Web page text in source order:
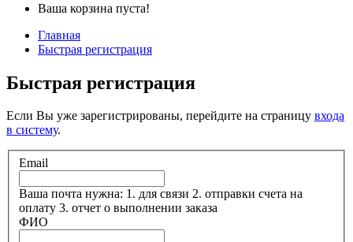
Ваша корзина пуста!
Главная
Быстрая регистрация
Быстрая регистрация
Если Вы уже зарегистрированы, перейдите на страницу входа
в систему.
Email
Ваша почта нужна: 1. для связи 2. отправки счета на
оплату 3. отчет о выполнении заказа
ФИО